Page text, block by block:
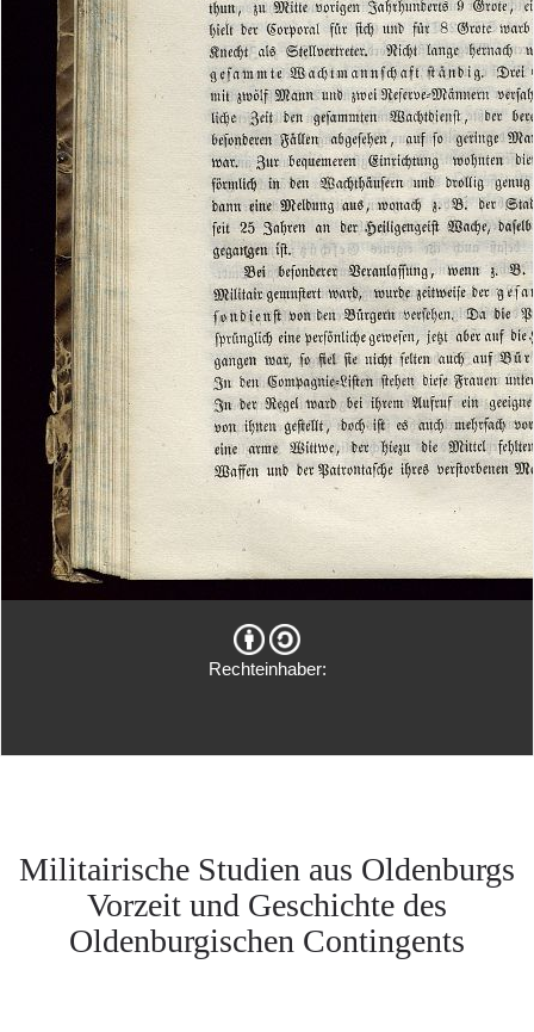
Rechteinhaber:
Militairische Studien aus Oldenburgs
Vorzeit und Geschichte des
Oldenburgischen Contingents